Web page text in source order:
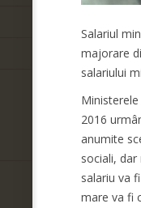
Salariul
majorare
salariului
2016
anumite
sociali,
salariu va
mare va fi